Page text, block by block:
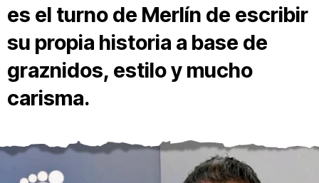
es el turno de Merlín de escribir
su propia historia a base de
graznidos, estilo y mucho
carisma.